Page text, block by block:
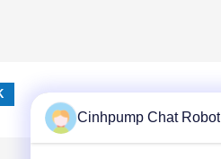
Cinhpump Chat Robot